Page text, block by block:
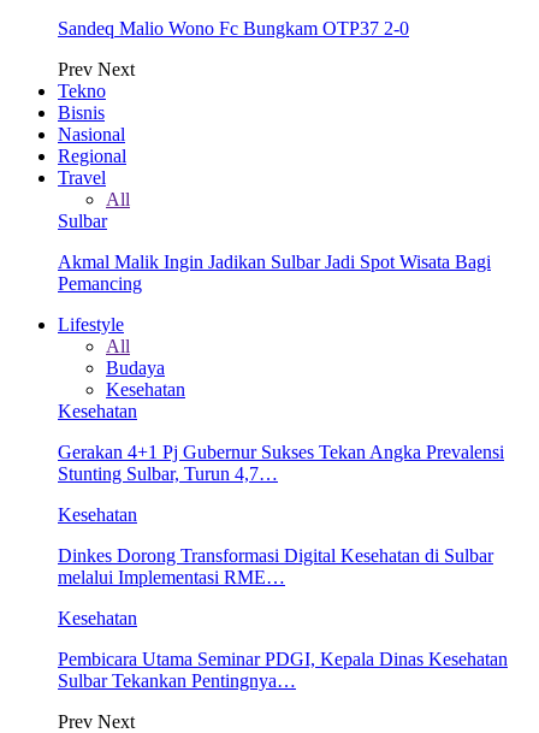
Sandeq Malio Wono Fc Bungkam OTP37 2-0
Prev Next
Tekno
Bisnis
Nasional
Regional
Travel
All
Sulbar
Akmal Malik Ingin Jadikan Sulbar Jadi Spot Wisata Bagi
Pemancing
Lifestyle
All
Budaya
Kesehatan
Kesehatan
Gerakan 4+1 Pj Gubernur Sukses Tekan Angka Prevalensi
Stunting Sulbar, Turun 4,7…
Kesehatan
Dinkes Dorong Transformasi Digital Kesehatan di Sulbar
melalui Implementasi RME…
Kesehatan
Pembicara Utama Seminar PDGI, Kepala Dinas Kesehatan
Sulbar Tekankan Pentingnya…
Prev Next